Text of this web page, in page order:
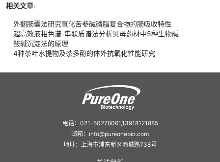
相关文章:
外翻肠囊法研究氧化苦参碱磷脂复合物的肠吸收特性
超高效液相色谱-串联质谱法分析贝母药材中5种生物碱
酸碱沉淀法的原理
4种茶叶水提物及茶多酚的体外抗氧化性能研究
电话：021-50278061,13918121885
邮箱：info@pureonebio.com
地址：上海市浦东新区商城路738号